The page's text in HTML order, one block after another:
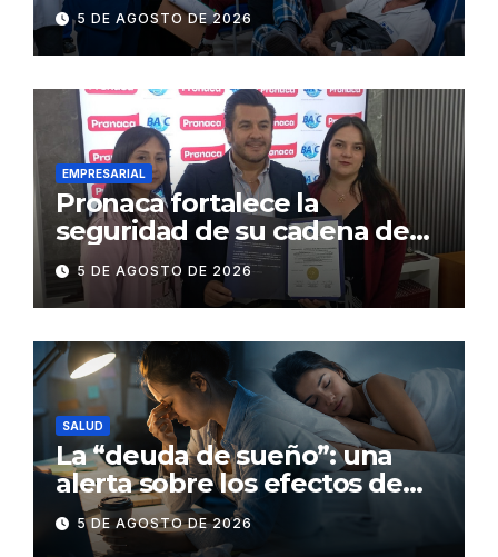
abastecimiento de insulina
en 86 establecimientos de
salud
5 DE AGOSTO DE 2026
EMPRESARIAL
Pronaca fortalece la
seguridad de su cadena de
suministro con certificación
BASC en dos plantas
5 DE AGOSTO DE 2026
SALUD
La “deuda de sueño”: una
alerta sobre los efectos de
dormir mal en la salud física y
mental
5 DE AGOSTO DE 2026